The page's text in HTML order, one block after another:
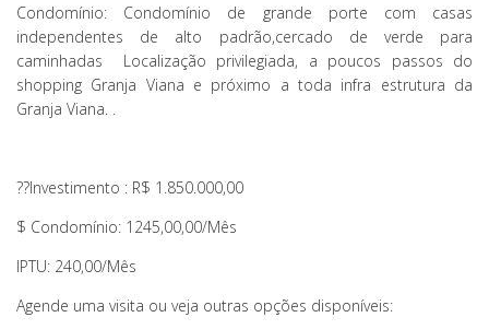
Condomínio: Condomínio de grande porte com casas
independentes de alto padrão,cercado de verde para
caminhadas Localização privilegiada, a poucos passos do
shopping Granja Viana e próximo a toda infra estrutura da
Granja Viana. .
??Investimento : R$ 1.850.000,00
$ Condomínio: 1245,00,00/Mês
IPTU: 240,00/Mês
Agende uma visita ou veja outras opções disponíveis: